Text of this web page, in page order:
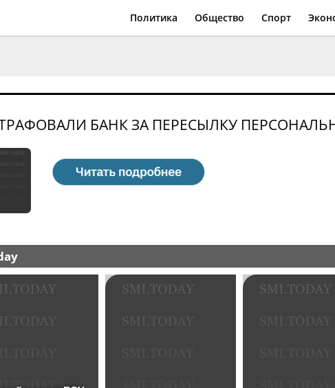
Политика Общество Спорт
БАНК ЗА ПЕРЕСЫЛКУ